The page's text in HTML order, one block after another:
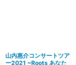
山内惠介コンサートツア
ー2021 ~Roots あなた